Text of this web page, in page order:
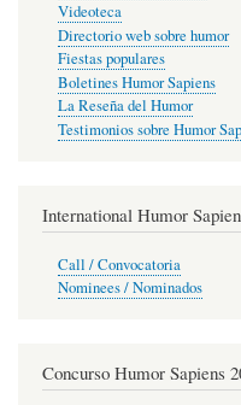
Videoteca
Directorio web sobre humor
Fiestas populares
Boletines Humor Sapiens
La Reseña del Humor
Testimonios sobre Humor
International Humor
Call / Convocatoria
Nominees / Nominados
Concurso Humor Sapiens